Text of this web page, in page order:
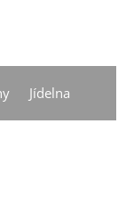
DE
Jídelna